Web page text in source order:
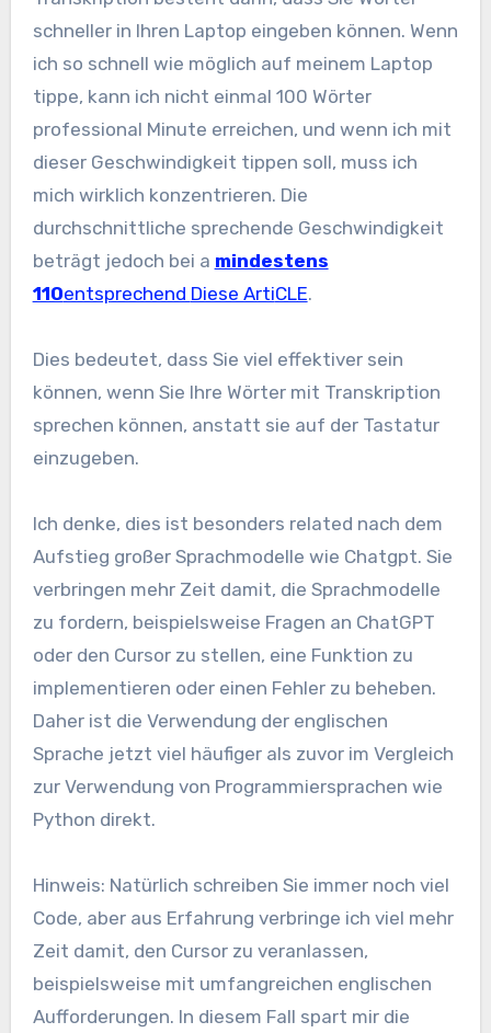
schneller in Ihren Laptop eingeben können. Wenn
ich so schnell wie möglich auf meinem Laptop
tippe, kann ich nicht einmal 100 Wörter
professional Minute erreichen, und wenn ich mit
dieser Geschwindigkeit tippen soll, muss ich
mich wirklich konzentrieren. Die
durchschnittliche sprechende Geschwindigkeit
beträgt jedoch bei a mindestens
110entsprechend Diese ArtiCLE.
Dies bedeutet, dass Sie viel effektiver sein
können, wenn Sie Ihre Wörter mit Transkription
sprechen können, anstatt sie auf der Tastatur
einzugeben.
Ich denke, dies ist besonders related nach dem
Aufstieg großer Sprachmodelle wie Chatgpt. Sie
verbringen mehr Zeit damit, die Sprachmodelle
zu fordern, beispielsweise Fragen an ChatGPT
oder den Cursor zu stellen, eine Funktion zu
implementieren oder einen Fehler zu beheben.
Daher ist die Verwendung der englischen
Sprache jetzt viel häufiger als zuvor im Vergleich
zur Verwendung von Programmiersprachen wie
Python direkt.
Hinweis: Natürlich schreiben Sie immer noch viel
Code, aber aus Erfahrung verbringe ich viel mehr
Zeit damit, den Cursor zu veranlassen,
beispielsweise mit umfangreichen englischen
Aufforderungen. In diesem Fall spart mir die